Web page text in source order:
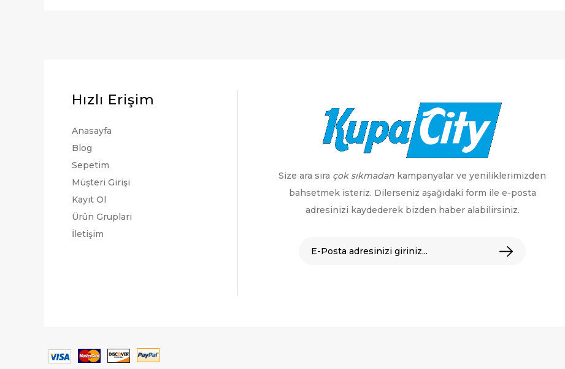
Hızlı Erişim
Anasayfa
Blog
Sepetim
Müşteri Girişi
Kayıt Ol
Ürün Grupları
İletişim
Size ara sıra çok sıkmadan kampanyalar ve yeniliklerimizden
bahsetmek isteriz. Dilerseniz aşağıdaki form ile e-posta
adresinizi kaydederek bizden haber alabilirsiniz.